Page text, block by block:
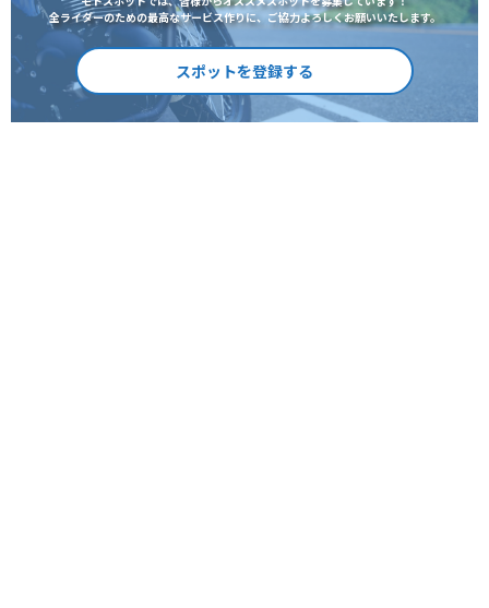
全ライダーのための最高なサービス作りに、ご協力よろしくお願いいたします。
スポットを登録する